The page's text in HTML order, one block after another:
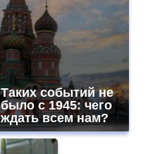
Таких событий не
было с 1945: чего
ждать всем нам?